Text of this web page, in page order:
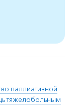
паллиативной
тяжелобольным